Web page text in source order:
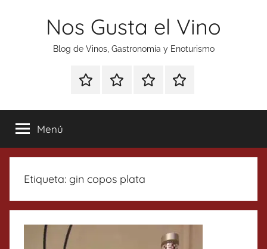
Nos Gusta el Vino
Blog de Vinos, Gastronomía y Enoturismo
Especial
Tonics
Enoturismo
Gastronomía
RankingContacto
Menú
Etiqueta: gin copos plata